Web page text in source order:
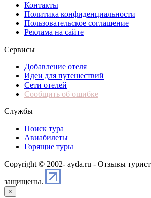
Контакты
Политика конфиденциальности
Пользовательское соглашение
Реклама на сайте
Сервисы
Добавление отеля
Идеи для путешествий
Сети отелей
Сообщить об ошибке
Службы
Поиск тура
Авиабилеты
Горящие туры
Copyright © 2002- ayda.ru - Отзывы
защищены.
×